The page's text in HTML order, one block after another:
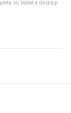
su tablet e desktop.